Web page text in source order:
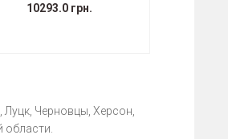
10293.0 грн.
Черновцы, Херсон,
области.